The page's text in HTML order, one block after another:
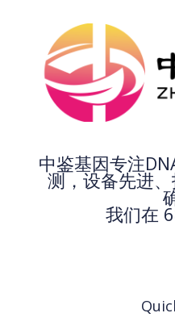
中鉴基因专注
测，设备先进
我们在